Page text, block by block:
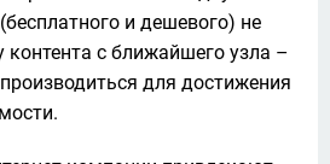
и дешевого) не
контента с ближайшего узла –
для достижения